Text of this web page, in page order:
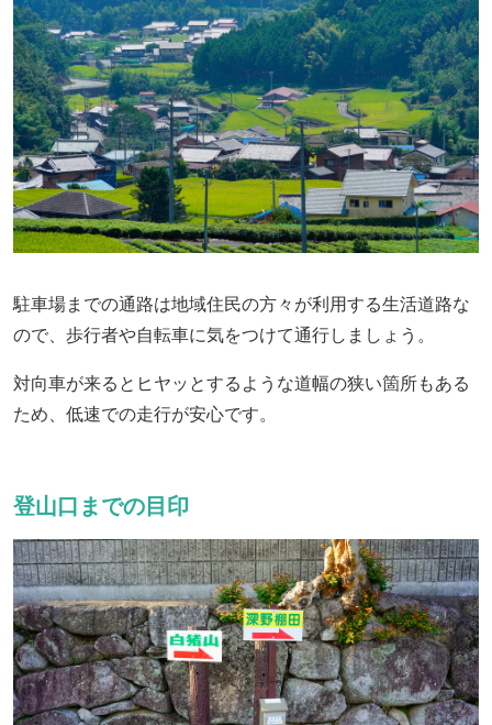
駐車場までの通路は地域住民の方々が利用する生活道路な
ので、歩行者や自転車に気をつけて通行しましょう。
対向車が来るとヒヤッとするような道幅の狭い箇所もある
ため、低速での走行が安心です。
登山口までの目印